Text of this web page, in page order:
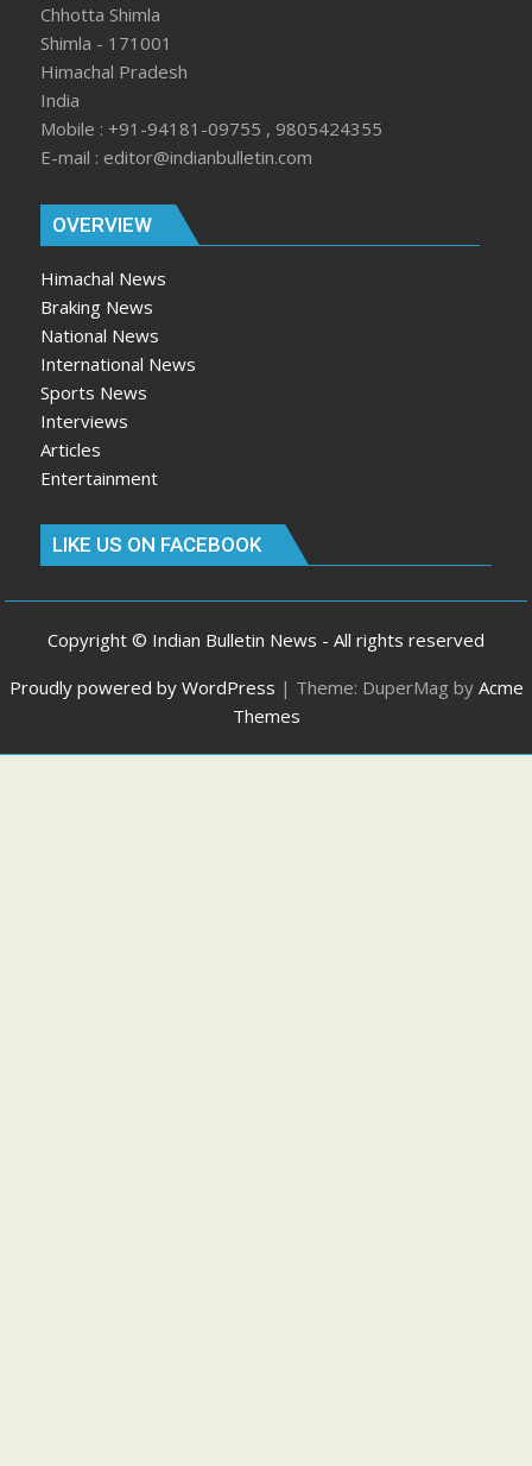
Chhotta Shimla
Shimla - 171001
Himachal Pradesh
India
Mobile : +91-94181-09755 , 9805424355
E-mail : editor@indianbulletin.com
OVERVIEW
Himachal News
Braking News
National News
International News
Sports News
Interviews
Articles
Entertainment
LIKE US ON FACEBOOK
Copyright © Indian Bulletin News - All rights reserved
Proudly powered by WordPress | Theme: DuperMag by Acme
Themes